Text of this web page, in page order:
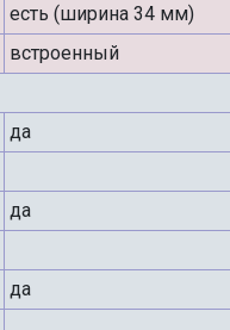
есть (ширина 34 мм)
встроенный
да
да
да